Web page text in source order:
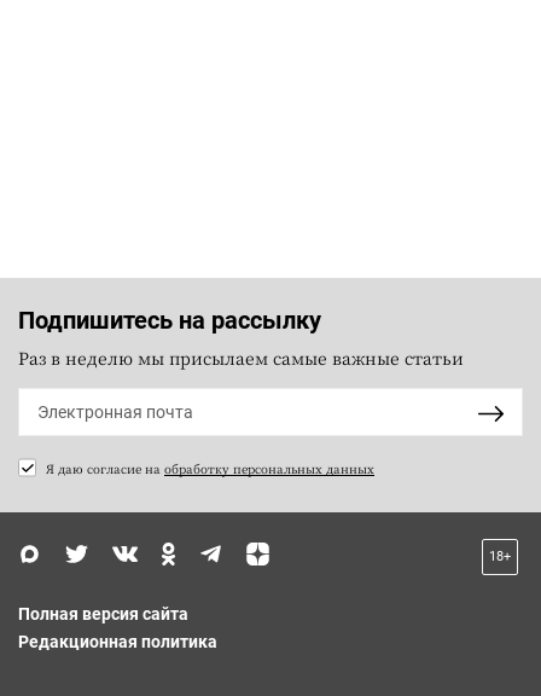
Подпишитесь на рассылку
Раз в неделю мы присылаем самые важные статьи
Я даю согласие на обработку персональных данных
18+
Полная версия сайта
Редакционная политика